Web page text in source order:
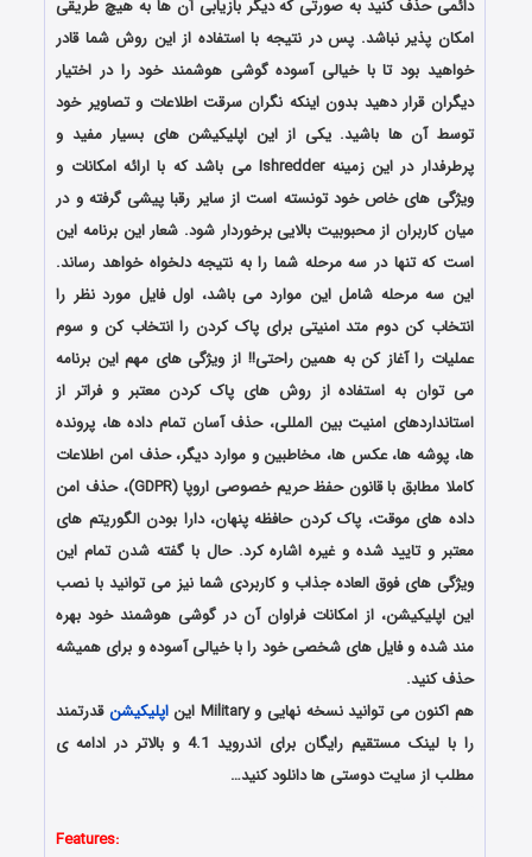
دائمی حذف کنید به صورتی که دیگر بازیابی آن ها به هیچ طریقی
امکان پذیر نباشد. پس در نتیجه با استفاده از این روش شما قادر
خواهید بود تا با خیالی آسوده گوشی هوشمند خود را در اختیار
دیگران قرار دهید بدون اینکه نگران سرقت اطلاعات و تصاویر خود
توسط آن ها باشید. یکی از این اپلیکیشن های بسیار مفید و
پرطرفدار در این زمینه Ishredder می باشد که با ارائه امکانات و
ویژگی های خاص خود تونسته است از سایر رقبا پیشی گرفته و در
میان کاربران از محبوبیت بالایی برخوردار شود. شعار این برنامه این
است که تنها در سه مرحله شما را به نتیجه دلخواه خواهد رساند.
این سه مرحله شامل این موارد می باشد، اول فایل مورد نظر را
انتخاب کن دوم متد امنیتی برای پاک کردن را انتخاب کن و سوم
عملیات را آغاز کن به همین راحتی!! از ویژگی های مهم این برنامه
می توان به استفاده از روش های پاک کردن معتبر و فراتر از
استانداردهای امنیت بین المللی، حذف آسان تمام داده ها، پرونده
ها، پوشه ها، عکس ها، مخاطبین و موارد دیگر، حذف امن اطلاعات
کاملا مطابق با قانون حفظ حریم خصوصی اروپا (GDPR)، حذف امن
داده های موقت، پاک کردن حافظه پنهان، دارا بودن الگوریتم های
معتبر و تایید شده و غیره اشاره کرد. حال با گفته شدن تمام این
ویژگی های فوق العاده جذاب و کاربردی شما نیز می توانید با نصب
این اپلیکیشن، از امکانات فراوان آن در گوشی هوشمند خود بهره
مند شده و فایل های شخصی خود را با خیالی آسوده و برای همیشه
حذف کنید.
هم اکنون می توانید نسخه نهایی و Military این
اپلیکیشنقدرتمند
را با لینک مستقیم رایگان برای اندروید 4.1 و بالاتر در ادامه ی
مطلب از سایت دوستی ها دانلود کنید…
Features: